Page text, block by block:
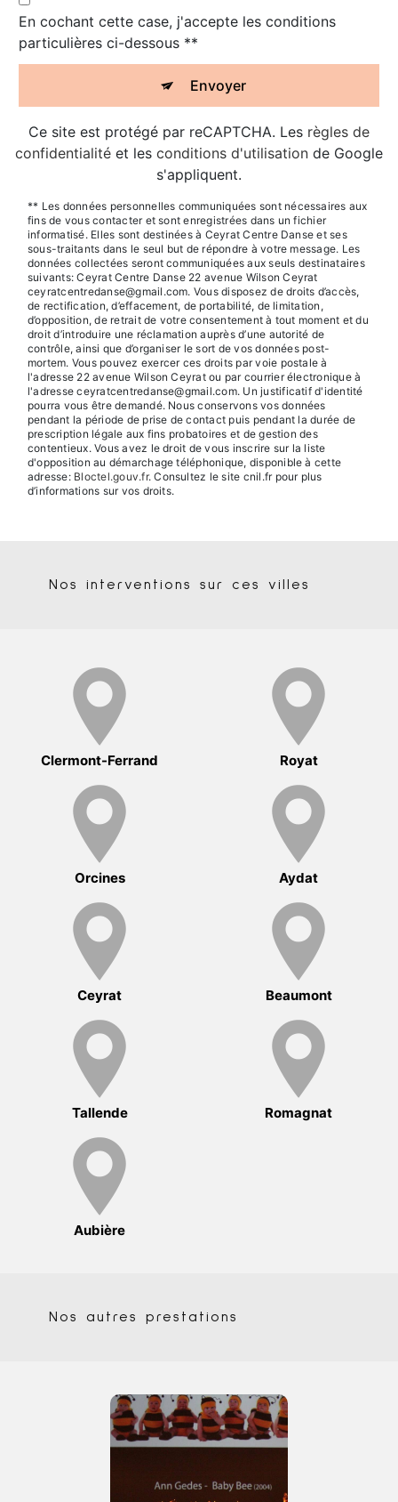
En cochant cette case, j'accepte les conditions
particulières ci-dessous **
Envoyer
Ce site est protégé par reCAPTCHA. Les règles de
confidentialité et les conditions d'utilisation de Google
s'appliquent.
** Les données personnelles communiquées sont nécessaires aux
fins de vous contacter et sont enregistrées dans un fichier
informatisé. Elles sont destinées à Ceyrat Centre Danse et ses
sous-traitants dans le seul but de répondre à votre message. Les
données collectées seront communiquées aux seuls destinataires
suivants: Ceyrat Centre Danse 22 avenue Wilson Ceyrat
ceyratcentredanse@gmail.com. Vous disposez de droits d’accès,
de rectification, d’effacement, de portabilité, de limitation,
d’opposition, de retrait de votre consentement à tout moment et du
droit d’introduire une réclamation auprès d’une autorité de
contrôle, ainsi que d’organiser le sort de vos données post-
mortem. Vous pouvez exercer ces droits par voie postale à
l'adresse 22 avenue Wilson Ceyrat ou par courrier électronique à
l'adresse ceyratcentredanse@gmail.com. Un justificatif d'identité
pourra vous être demandé. Nous conservons vos données
pendant la période de prise de contact puis pendant la durée de
prescription légale aux fins probatoires et de gestion des
contentieux. Vous avez le droit de vous inscrire sur la liste
d'opposition au démarchage téléphonique, disponible à cette
adresse: Bloctel.gouv.fr. Consultez le site cnil.fr pour plus
d’informations sur vos droits.
Nos interventions sur ces villes
Clermont-Ferrand Royat
Orcines Aydat
Ceyrat Beaumont
Tallende Romagnat
Aubière
Nos autres prestations